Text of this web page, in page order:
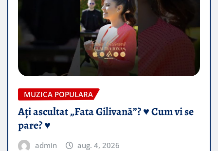
MUZICA POPULARA
Ați ascultat „Fata Gilivană”? ♥️ Cum vi se
pare? ♥️
admin aug. 4, 2026